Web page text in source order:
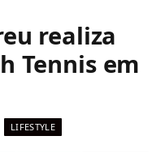
realiza
Tennis em
LIFESTYLE